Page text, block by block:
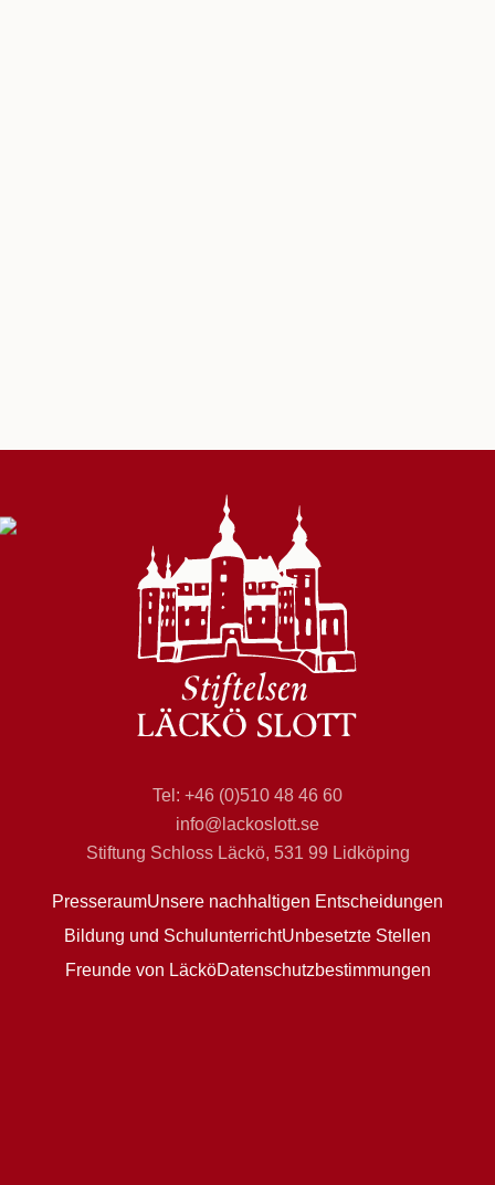
Tel: +46 (0)510 48 46 60
info@lackoslott.se
Stiftung Schloss Läckö, 531 99 Lidköping
PresseraumUnsere nachhaltigen Entscheidungen
Bildung und SchulunterrichtUnbesetzte Stellen
Freunde von LäcköDatenschutzbestimmungen